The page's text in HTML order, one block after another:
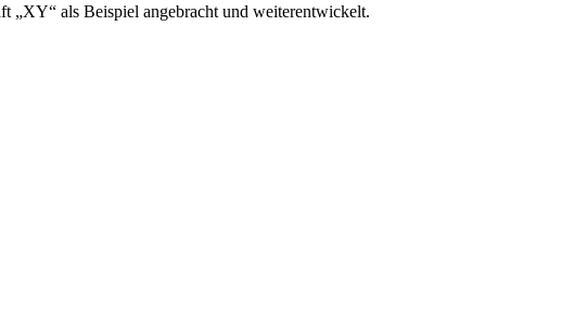
„XY“ als Beispiel angebracht und weiterentwickelt.